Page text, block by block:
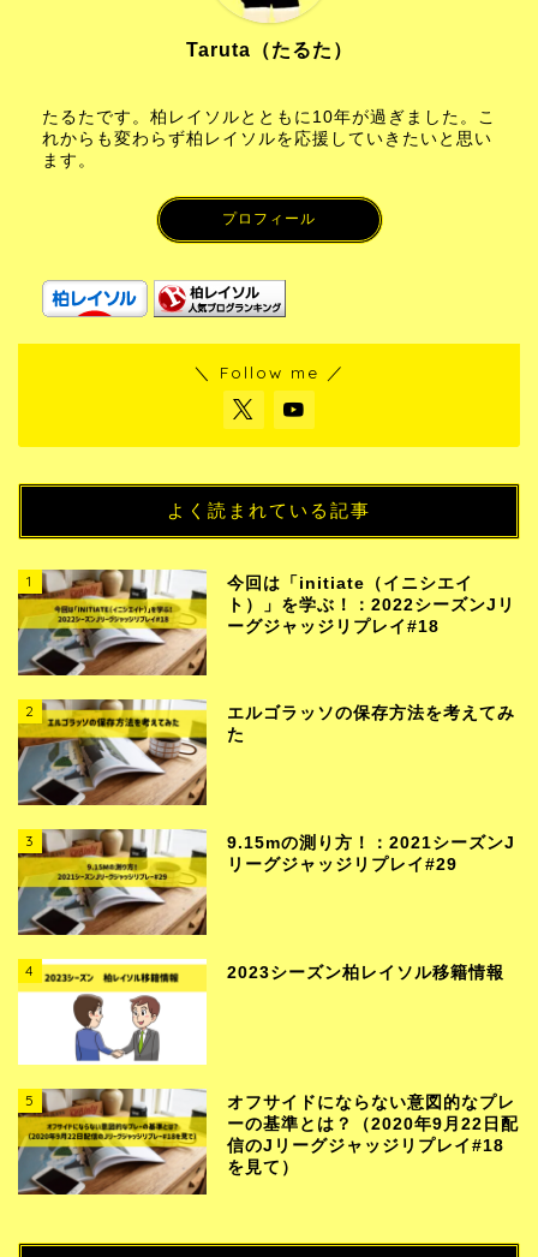
Taruta（たるた）
たるたです。柏レイソルとともに10年が過ぎました。こ
れからも変わらず柏レイソルを応援していきたいと思い
ます。
プロフィール
＼ Follow me ／
よく読まれている記事
1
今回は「initiate（イニシエイ
ト）」を学ぶ！：2022シーズンJリ
ーグジャッジリプレイ#18
2
エルゴラッソの保存方法を考えてみ
た
3
9.15mの測り方！：2021シーズンJ
リーグジャッジリプレイ#29
4 2023シーズン柏レイソル移籍情報
5
オフサイドにならない意図的なプレ
ーの基準とは？（2020年9月22日配
信のJリーグジャッジリプレイ#18
を見て）